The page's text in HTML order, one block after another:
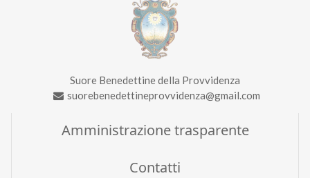
Suore Benedettine della Provvidenza
suorebenedettineprovvidenza@gmail.com
Amministrazione trasparente
Contatti